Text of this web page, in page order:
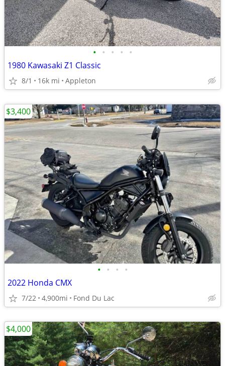
• • • • •
1980 Kawasaki Z1 Classic
8/1 16k mi Appleton
• • • •
2022 Honda CMX
7/22 4,900mi Fond Du Lac
$3,400
$4,000